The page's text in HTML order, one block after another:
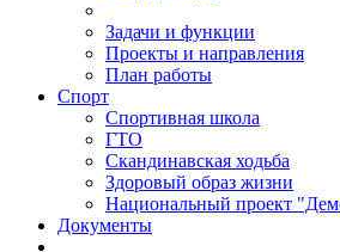
Задачи и функции
Проекты и направления
План работы
Спорт
Спортивная школа
ГТО
Скандинавская ходьба
Здоровый образ жизни
Национальный проект
Документы